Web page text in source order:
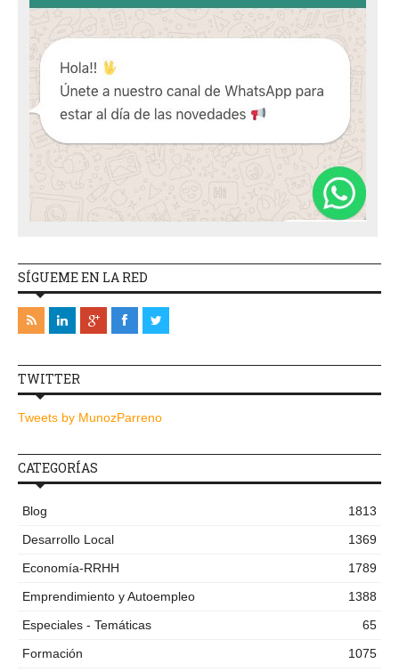
SÍGUEME EN LA RED
TWITTER
Tweets by MunozParreno
CATEGORÍAS
Blog
1813
Desarrollo Local
1369
Economía-RRHH
1789
Emprendimiento y Autoempleo
1388
Especiales - Temáticas
65
Formación
1075